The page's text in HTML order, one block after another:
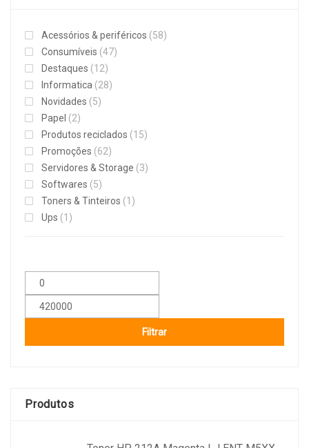
Acessórios & periféricos (58)
Consumíveis (47)
Destaques (12)
Informatica (28)
Novidades (5)
Papel (2)
Produtos reciclados (15)
Promoções (62)
Servidores & Storage (3)
Softwares (5)
Toners & Tinteiros (1)
Ups (1)
Filtrar
Produtos